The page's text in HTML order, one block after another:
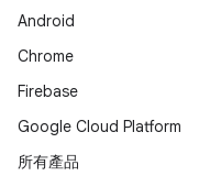
Android
Chrome
Firebase
Google Cloud Platform
所有產品